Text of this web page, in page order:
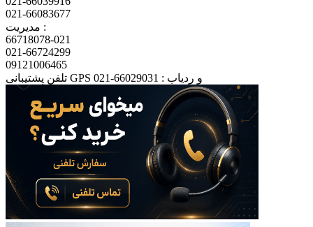
021-66083677
مدیریت :
66718078-021
021-66724299
09121006465
تلفن پشتیبانی GPS و ردیاب : 66029031-021